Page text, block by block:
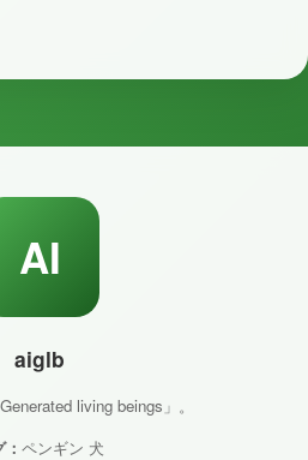
AI
aiglb
living beings」。
ペンギン 犬